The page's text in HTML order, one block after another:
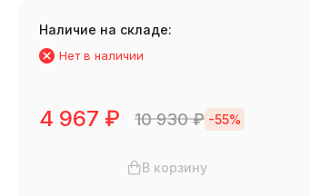
Наличие на складе:
Нет в наличии
4 967 ₽ 10 930₽ -55%
В корзину